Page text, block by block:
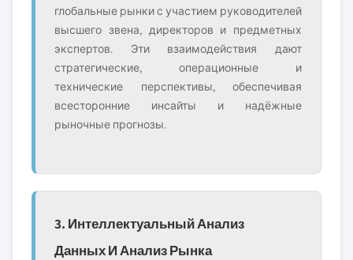
глобальные рынки с участием руководителей
высшего звена, директоров и предметных
экспертов. Эти взаимодействия дают
стратегические, операционные и
технические перспективы, обеспечивая
всесторонние инсайты и надёжные
рыночные прогнозы.
3. Интеллектуальный Анализ
Данных И Анализ Рынка